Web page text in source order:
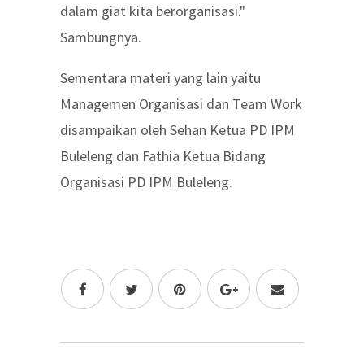
dalam giat kita berorganisasi."
Sambungnya.
Sementara materi yang lain yaitu
Managemen Organisasi dan Team Work
disampaikan oleh Sehan Ketua PD IPM
Buleleng dan Fathia Ketua Bidang
Organisasi PD IPM Buleleng.